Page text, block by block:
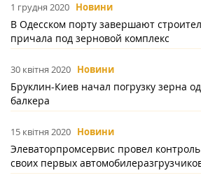
1 грудня 2020 Новини
В Одесском порту завершают
причала под зерновой комплекс
30 квітня 2020 Новини
Бруклин-Киев начал погрузку зерна
балкера
15 квітня 2020 Новини
Элеваторпромсервис провел
своих первых